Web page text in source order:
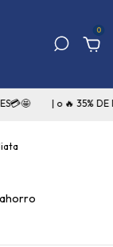
0
35% DE DESCUENTO
ahorro